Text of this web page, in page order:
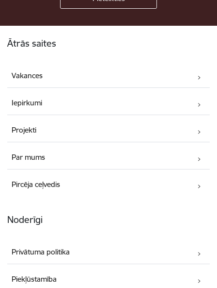
Ātrās saites
Vakances
Iepirkumi
Projekti
Par mums
Pircēja ceļvedis
Noderīgi
Privātuma politika
Piekļūstamība